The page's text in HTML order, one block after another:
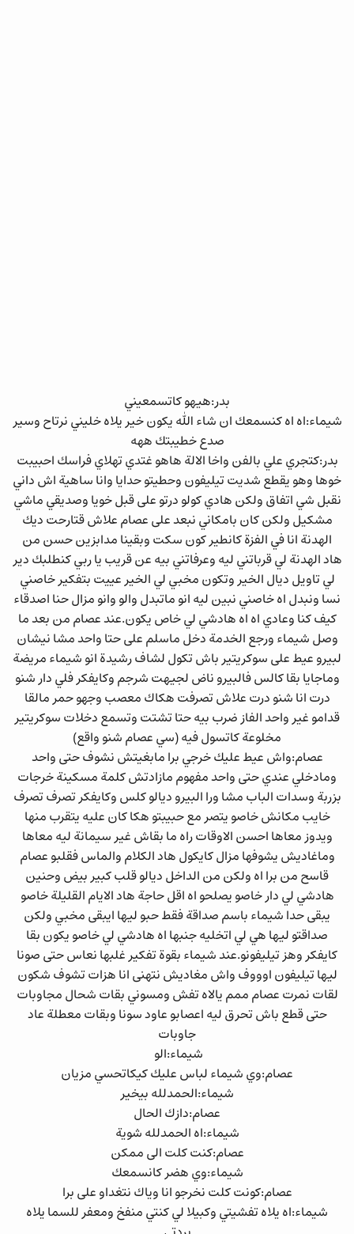
بدر:هيهو كاتسمعيني
شيماء:اه اه كنسمعك ان شاء الله يكون خير يلاه خليني نرتاح وسير
صدع خطيبتك ههه
بدر:كتجري علي بالفن واخا الالة هاهو غتدي تهلاي فراسك احبيبت
خوها وهو يقطع شديت تيليفون وحطيتو حدايا وانا ساهية اش داني
نقبل شي اتفاق ولكن هادي كولو درتو على قبل خويا وصديقي ماشي
مشكيل ولكن كان بامكاني نبعد على عصام علاش قتارحت ديك
الهدنة انا في الفزة كانطير كون سكت وبقينا مدابزين حسن من
هاد الهدنة لي قرباتني ليه وعرفاتني بيه عن قريب يا ربي كنطلبك دير
لي تاويل ديال الخير وتكون مخبي لي الخير عييت بتفكير خاصني
نسا ونبدل اه خاصني نبين ليه انو ماتبدل والو وانو مزال حنا اصدقاء
كيف كنا وعادي اه اه هادشي لي خاص يكون.عند عصام من بعد ما
وصل شيماء ورجع الخدمة دخل ماسلم على حتا واحد مشا نيشان
لبيرو عيط على سوكريتير باش تكول لشاف رشيدة انو شيماء مريضة
وماجايا بقا كالس فالبيرو ناض لجيهت شرجم وكايفكر فلي دار شنو
درت انا شنو درت علاش تصرفت هكاك معصب وجهو حمر مالقا
قدامو غير واحد الفاز ضرب بيه حتا تشتت وتسمع دخلات سوكريتير
مخلوعة كاتسول فيه (سي عصام شنو واقع)
عصام:واش عيط عليك خرجي برا مابغيتش نشوف حتى واحد
ومادخلي عندي حتى واحد مفهوم مازادتش كلمة مسكينة خرجات
بزربة وسدات الباب مشا ورا البيرو ديالو كلس وكايفكر تصرف تصرف
خايب مكانش خاصو يتصر مع حبيبتو هكا كان عليه يتقرب منها
ويدوز معاها احسن الاوقات راه ما بقاش غير سيمانة ليه معاها
وماغاديش يشوفها مزال كايكول هاد الكلام والماس فقلبو عصام
قاسح من برا اه ولكن من الداخل ديالو قلب كبير بيض وحنين
هادشي لي دار خاصو يصلحو اه اقل حاجة هاد الايام القليلة خاصو
يبقى حدا شيماء باسم صداقة فقط حبو ليها ايبقى مخبي ولكن
صداقتو ليها هي لي اتخليه جنبها اه هادشي لي خاصو يكون بقا
كايفكر وهز تيليفونو.عند شيماء بقوة تفكير غلبها نعاس حتى صونا
ليها تيليفون اوووف واش مغاديش نتهنى انا هزات تشوف شكون
لقات نمرت عصام ممم يالاه تفش ومسوني بقات شحال مجاوبات
حتى قطع باش تحرق ليه اعصابو عاود سونا وبقات معطلة عاد
جاوبات
شيماء:الو
عصام:وي شيماء لباس عليك كيكاتحسي مزيان
شيماء:الحمدلله بيخير
عصام:دازك الحال
شيماء:اه الحمدلله شوية
عصام:كنت كلت الى ممكن
شيماء:وي هضر كانسمعك
عصام:كونت كلت نخرجو انا وياك نتغداو على برا
شيماء:اه يلاه تفشيتي وكبيلا لي كنتي منفخ ومعفر للسما يلاه